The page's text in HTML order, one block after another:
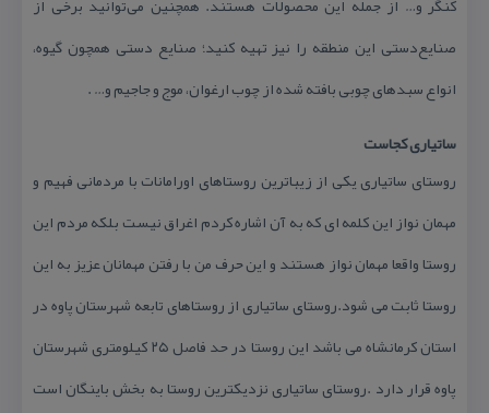
صنایع‌دستی این منطقه را نیز تهیه كنید؛ صنایع دستی همچون گیوه،
انواع سبدهای چوبی بافته شده از چوب ارغوان، موج و جاجیم و… .
ساتیاری كجاست
روستای ساتیاری یكی از زیباترین روستاهای اورامانات با مردمانی فهیم و
مهمان نواز این كلمه ای كه به آن اشاره كردم اغراق نیست بلكه مردم این
روستا واقعا مهمان نواز هستند و این حرف من با رفتن مهمانان عزیز به این
روستا ثابت می شود.روستای ساتیاری از روستاهای تابعه شهرستان پاوه در
استان كرمانشاه می باشد این روستا در حد فاصل ۲۵ كیلومتری شهرستان
پاوه قرار دارد .روستای ساتیاری نزدیكترین روستا به بخش باینگان است